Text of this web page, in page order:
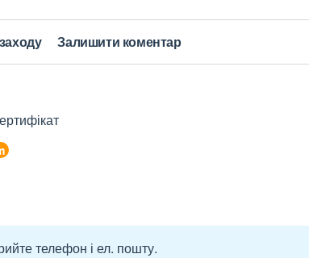
Залишити коментар
телефон і ел. пошту.